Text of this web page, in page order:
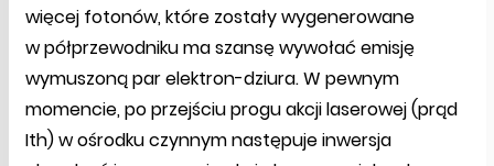
więcej fotonów, które zostały wygenerowane
w półprzewodniku ma szansę wywołać emisję
wymuszoną par elektron-dziura. W pewnym
momencie, po przejściu progu akcji laserowej (prąd
Ith) w ośrodku czynnym następuje inwersja